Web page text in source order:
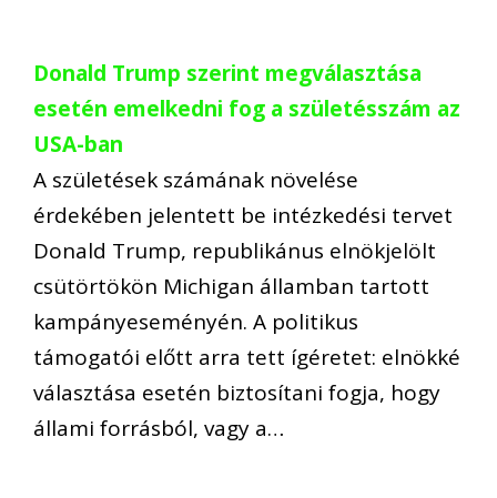
Donald Trump szerint megválasztása
esetén emelkedni fog a születésszám az
USA-ban
A születések számának növelése
érdekében jelentett be intézkedési tervet
Donald Trump, republikánus elnökjelölt
csütörtökön Michigan államban tartott
kampányeseményén. A politikus
támogatói előtt arra tett ígéretet: elnökké
választása esetén biztosítani fogja, hogy
állami forrásból, vagy a…